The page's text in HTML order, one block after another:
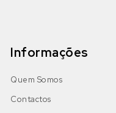
Informações
Quem Somos
Contactos